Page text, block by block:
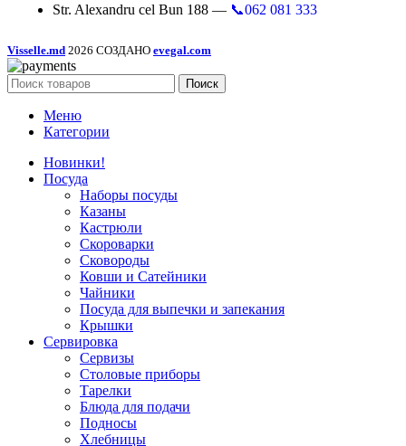
Str. Alexandru cel Bun 188 — 📞062 081 333
Visselle.md 2026 СОЗДАНО evegal.com
Поиск
Меню
Категории
Новинки!
Посуда
Наборы посуды
Казаны
Кастрюли
Скороварки
Сковороды
Ковши и Сатейники
Чайники
Посуда для выпечки и запекания
Крышки
Сервировка
Сервизы
Столовые приборы
Тарелки
Блюда для подачи
Подносы
Хлебницы